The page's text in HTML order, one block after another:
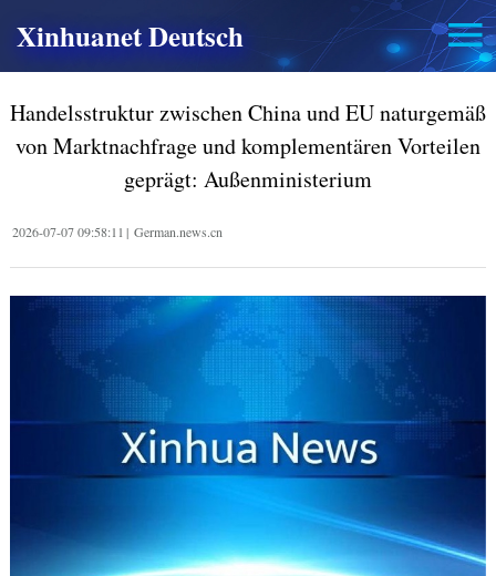
Xinhuanet Deutsch
Handelsstruktur zwischen China und EU naturgemäß
von Marktnachfrage und komplementären Vorteilen
geprägt: Außenministerium
2026-07-07 09:58:11 | German.news.cn